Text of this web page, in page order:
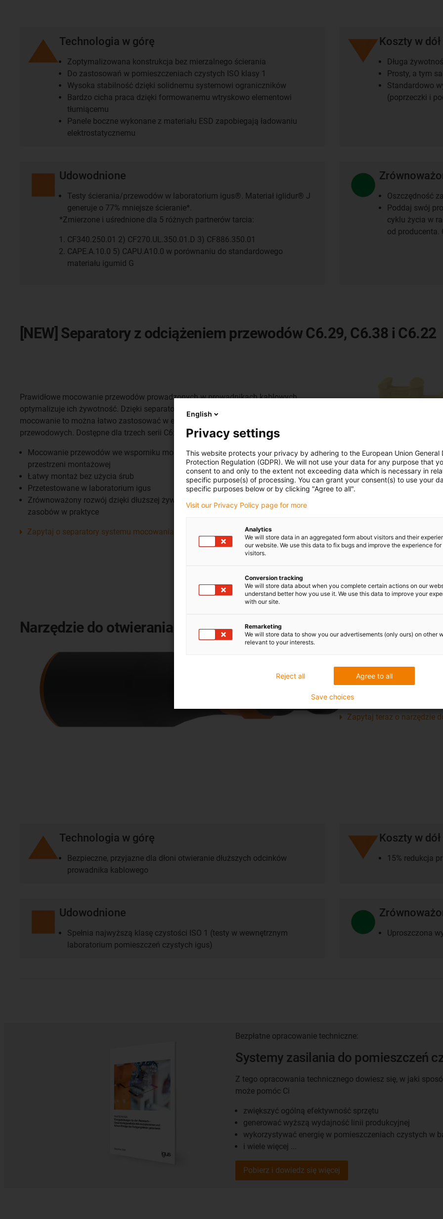
Technologia w górę
Zoptymalizowana konstrukcja bez mierzalnego ścierania
Do zastosowań w pomieszczeniach czystych ISO klasy 1
Wysoka stabilność dzięki solidnemu systemowi ograniczników
Bardzo cicha praca dzięki formowanemu wtryskowo elementowi
tłumiącemu
Panele boczne wykonane z materiału ESD zapobiegają ładowaniu
elektrostatycznemu
Koszty w dół
Długa
Prosty, a tym
Standardowo
(poprzeczki i
Udowodnione
Testy ścierania/przewodów w laboratorium igus®. Materiał iglidur® J
generuje o 77% mniejsze ścieranie*.
*Zmierzone i uśrednione dla 5 różnych partnerów tarcia:
CF340.250.01 2) CF270.UL.350.01.D 3) CF886.350.01
CAPE.A.10.0 5) CAPU.A10.0 w porównaniu do standardowego
materiału igumid G
Oszczędność
Poddaj swój
cyklu życia w
od producenta.
[NEW] Separatory z odciążeniem przewodów C6.29, C6.38 i C6.22
Prawidłowe mocowanie przewodów prowadzonych w prowadnikach kablowych
optymalizuje ich żywotność. Dzięki separatorom systemu mocowania przewodów,
mocowanie to można łatwo zastosować w elementach łączących za pomocą opasek
przewodowych. Dostępne dla trzech serii C6: C6.22, C6.29 i C6.22.
Mocowanie przewodów we wsporniku montażowym nie wymaga dodatkowej
przestrzeni montażowej
Łatwy montaż bez użycia śrub
Przetestowane w laboratorium igus
Zrównoważony rozwój dzięki dłuższej żywotności przewodów to sposób na ochronę
zasobów w praktyce
Zapytaj o separatory systemu mocowania przewodów już teraz
Narzędzie do otwierania dla C6.38
Nowy otwieracz e-
jako wszechstronne
pomieszczeń czystych.
czasie, przy jednoczesnym
jest dostępna w trzech
Zapytaj teraz o narzędzie
Technologia w górę
Bezpieczne, przyjazne dla dłoni otwieranie dłuższych odcinków
prowadnika kablowego
Koszty w dół
15% redukcja
Udowodnione
Spełnia najwyższą klasę czystości ISO 1 (testy w wewnętrznym
laboratorium pomieszczeń czystych igus)
Uproszczona
Bezpłatne opracowanie techniczne:
Systemy zasilania do pomieszczeń
Z tego opracowania technicznego dowiesz się, w jaki
może pomóc Ci
zwiększyć ogólną efektywność sprzętu
generować wyższą wydajność linii produkcyjnej
wykorzystywać energię w pomieszczeniach czystych w
i wiele więcej ...
Pobierz i dowiedz się więcej
English
Privacy settings
This website protects your privacy by adhering to the European Union General
Protection Regulation (GDPR). We will not use your data for any purpose that
consent to and only to the extent not exceeding data which is necessary in
specific purpose(s) of processing. You can grant your consent(s) to use your
specific purposes below or by clicking "Agree to all".
Visit our Privacy Policy page for more
Analytics
We will store data in an aggregated form about visitors and their
our website. We use this data to fix bugs and improve the experience for
visitors.
Conversion tracking
We will store data about when you complete certain actions on our
understand better how you use it. We use this data to improve your
with our site.
Remarketing
We will store data to show you our advertisements (only ours) on other
relevant to your interests.
Agree to all
Reject all
Save choices